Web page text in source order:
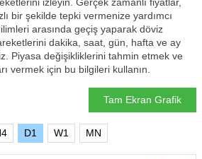
bir şekilde tepki vermenize yardımcı
arasında geçiş yaparak döviz
dakika, saat, gün, hafta ve ay
Piyasa değişikliklerini tahmin etmek ve
vermek için bu bilgileri kullanın.
Tam Ekran Grafik
D1 W1 MN